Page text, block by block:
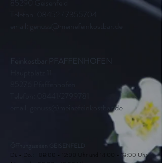
85290 Geisenfeld
Telefon: 08452 /
genuss@meinefeinkostbar.de
Feinkostbar PFAFFENHOFEN
genuss@meinefeinkostbar.de
Öffnungszeiten GEISENFELD
Di. - Do.: 08:00 - 12:00 Uhr und 14:00 - 18:00 Uhr